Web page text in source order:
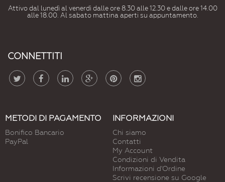
Attivo dal lunedì al venerdì dalle ore 8.30 alle 12.30 e dalle ore 14.00
alle 18.00. Al sabato mattina aperti su appuntamento.
CONNETTITI
METODI DI PAGAMENTO
Bonifico Bancario
PayPal
INFORMAZIONI
Chi siamo
Contatti
My Account
Condizioni di Vendita
Informazioni d'Ordine
Scrivi recensione su Google